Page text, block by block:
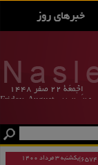
اِجُّمعَة ٢٢ صفر ١٤٤٨
Friday, August 07, 2026
یکشنبه 3 مرداد 1400